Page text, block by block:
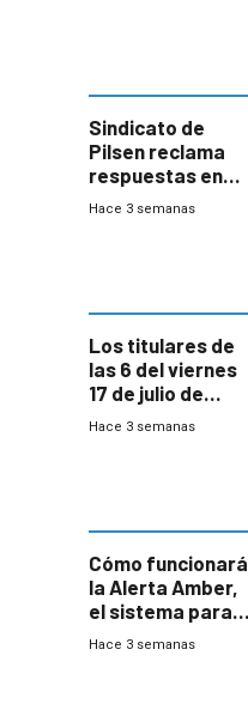
Sindicato de
Pilsen reclama
respuestas en
medio de
Hace 3 semanas
Los titulares de
las 6 del viernes
17 de julio de
2026
Hace 3 semanas
Cómo funcionará
la Alerta Amber,
el sistema para
la búsqueda
Hace 3 semanas